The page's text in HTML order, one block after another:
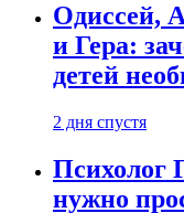
Одиссей,
и Гера:
детей
2 дня спустя
Психолог
нужно